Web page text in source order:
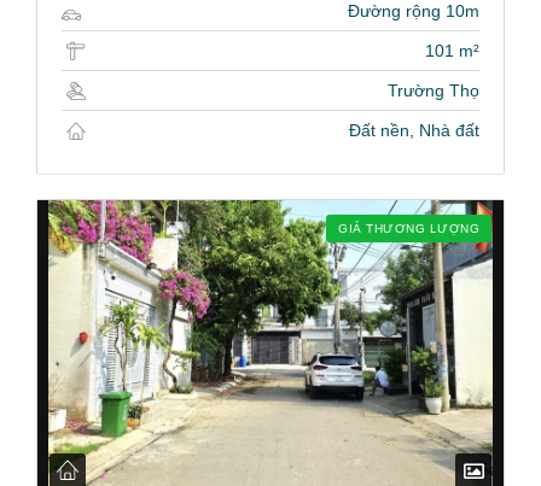
Đường rộng 10m
101 m²
Trường Thọ
Đất nền, Nhà đất
GIÁ THƯƠNG LƯỢNG